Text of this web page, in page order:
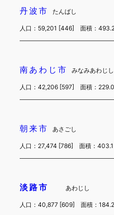
丹波市 たんばし
人口：59,201 [446] 面積：
南あわじ市 みなみあわじし
人口：42,206 [597] 面積：
朝来市 あさごし
人口：27,474 [786] 面積：
淡路市 あわじし
人口：40,877 [609] 面積：